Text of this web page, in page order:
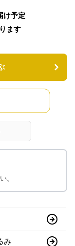
け予定
ます
。
み